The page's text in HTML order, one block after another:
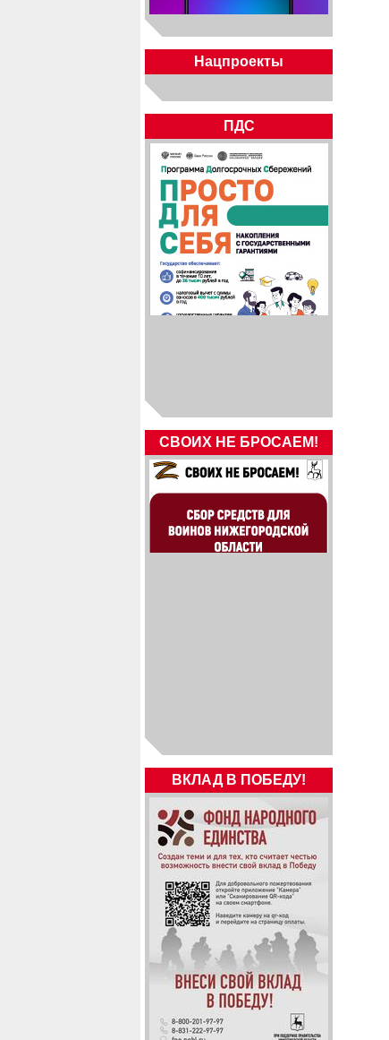
Нацпроекты
ПДС
СВОИХ НЕ БРОСАЕМ!
ВКЛАД В ПОБЕДУ!